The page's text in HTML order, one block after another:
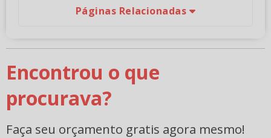
Páginas Relacionadas
Encontrou o que
procurava?
Faça seu orçamento gratis agora mesmo!